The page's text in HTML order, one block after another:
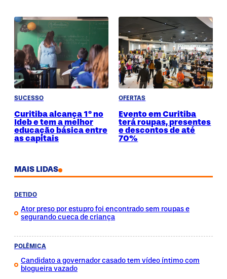
SUCESSO
Curitiba alcança 1º no
Ideb e tem a melhor
educação básica entre
as capitais
OFERTAS
Evento em Curitiba
terá roupas, presentes
e descontos de até
70%
MAIS LIDAS
DETIDO
Ator preso por estupro foi encontrado sem roupas e
segurando cueca de criança
POLÊMICA
Candidato a governador casado tem vídeo íntimo com
blogueira vazado